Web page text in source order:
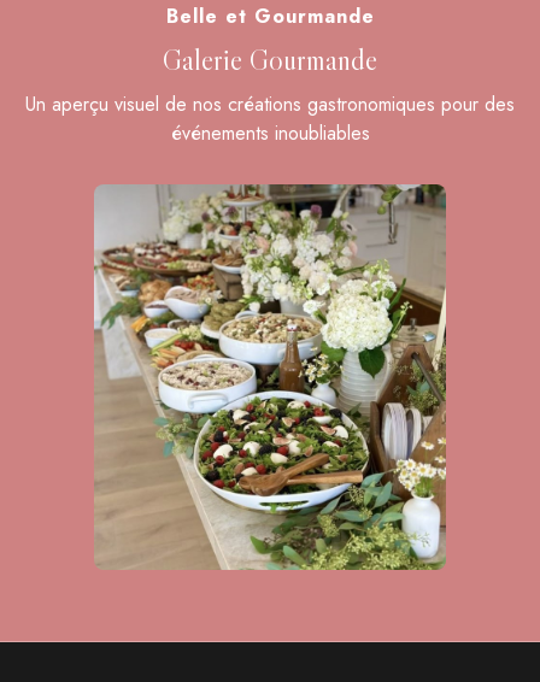
Belle et Gourmande
Galerie Gourmande
Un aperçu visuel de nos créations gastronomiques pour des
événements inoubliables